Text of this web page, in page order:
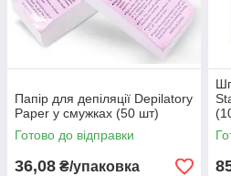
Папір для депіляції Depilatory
Paper у смужках (50 шт)
Готово до відправки
36,08 ₴/упаковка